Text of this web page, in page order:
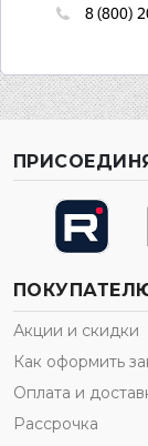
Акции и скидки
Как оформить
Оплата и
Рассрочка